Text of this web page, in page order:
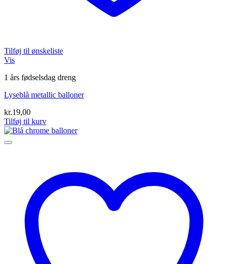
Tilføj til ønskeliste
Vis
1 års fødselsdag dreng
Lyseblå metallic balloner
kr.19,00
Tilføj til kurv